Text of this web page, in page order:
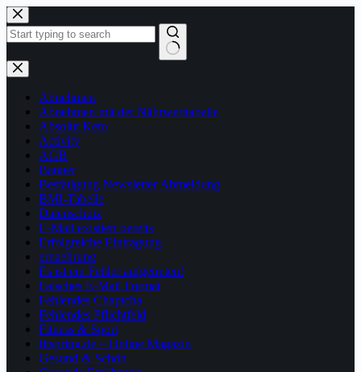
Zum
Inhalt
springen
Keine
Ergebnisse
Abnehmen
Abnehmen mit der Nährwerttabelle
Absolut Keto
Activity
AGB
Banner
Bestätigung Newsletter Abmeldung
BMI-Tabelle
Datenschutz
E-Mail existiert bereits
Erfolgreiche Eintragung
ernaehrung
Es ist ein Fehler aufgetreten!
Falsches E-Mail Format
Fehlendes Chaptcha
Fehlendes Pflichtfeld
Fitness & Sport
fitspring.de – Online Magazin
Gesund & Schön